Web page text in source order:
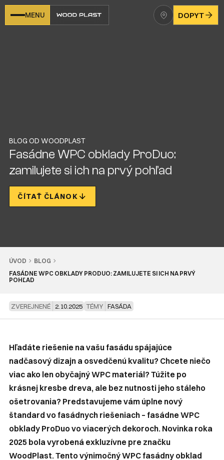
MENU DOPYT
BLOG OD WOODPLAST
Fasádne WPC obklady ProDuo:
zamilujete si ich na prvý pohľad
ČÍTAŤ ČLÁNOK
ÚVOD
BLOG
FASÁDNE WPC OBKLADY PRODUO: ZAMILUJETE SI ICH NA PRVÝ
POHĽAD
ZVEREJNENÉ 2.10.2025 TÉMY FASÁDA
Hľadáte riešenie na vašu fasádu spájajúce
nadčasový dizajn a osvedčenú kvalitu? Chcete niečo
viac ako len obyčajný WPC materiál? Túžite po
krásnej kresbe dreva, ale bez nutnosti jeho stáleho
ošetrovania? Predstavujeme vám úplne nový
štandard vo fasádnych riešeniach – fasádne WPC
obklady ProDuo vo viacerých dekoroch. Novinka roka
2025 bola vyrobená exkluzívne pre značku
WoodPlast. Tento výnimočný WPC fasádny obklad